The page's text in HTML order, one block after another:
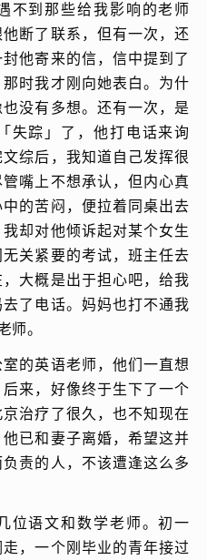
不到那些给我影响的老师
断了联系，但有一次，还
他寄来的信，信中提到了
时我才刚向她表白。为什
没有多想。还有一次，是
失踪」了，他打电话来询
综后，我知道自己发挥很
嘴上不想承认，但内心真
的苦闷，便拉着同桌出去
却对他倾诉起对某个女生
关紧要的考试，班主任去
大概是出于担心吧，给我
了电话。妈妈也打不通我
师。
的英语老师，他们一直想
来，好像终于生下了一个
治疗了很久，也不知现在
已和妻子离婚，希望这并
责的人，不该遭逢这么多
位语文和数学老师。初一
，一个刚毕业的青年接过